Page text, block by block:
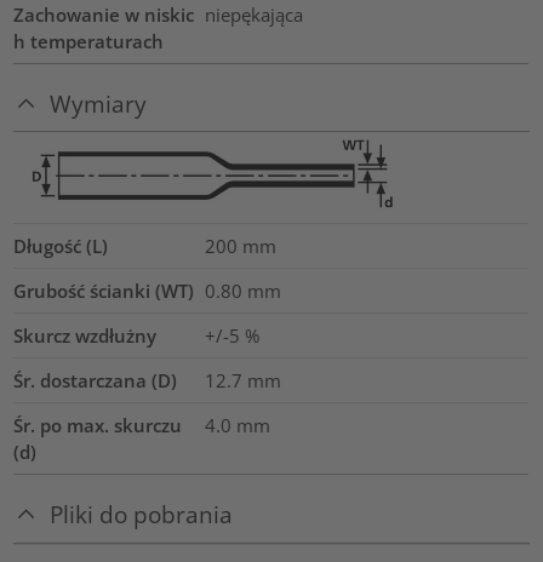
Zachowanie w niskic
h temperaturach
niepękająca
Wymiary
Długość (L) 200 mm
Grubość ścianki (WT) 0.80 mm
Skurcz wzdłużny
+/-5 %
Śr. dostarczana (D)
12.7 mm
Śr. po max. skurczu
(d)
4.0 mm
Pliki do pobrania